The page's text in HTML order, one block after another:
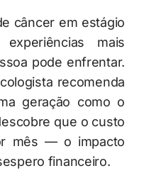
câncer em estágio
mais
pode enfrentar.
recomenda
geração como o
que o custo
mês — o impacto
financeiro.